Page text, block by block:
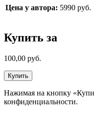
Цена у автора: 5990 руб.
Купить за
100,00 руб.
Купить
Нажимая на кнопку
конфиденциальности.